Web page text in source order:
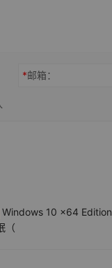
*邮箱：
Windows 10 x64 Edition
（